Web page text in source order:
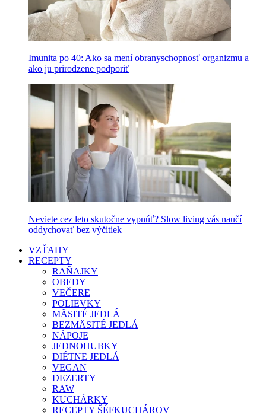
Imunita po 40: Ako sa mení obranyschopnosť organizmu a
ako ju prirodzene podporiť
Neviete cez leto skutočne vypnúť? Slow living vás naučí
oddychovať bez výčitiek
VZŤAHY
RECEPTY
RAŇAJKY
OBEDY
VEČERE
POLIEVKY
MÄSITÉ JEDLÁ
BEZMÄSITÉ JEDLÁ
NÁPOJE
JEDNOHUBKY
DIÉTNE JEDLÁ
VEGAN
DEZERTY
RAW
KUCHÁRKY
RECEPTY ŠÉFKUCHÁROV